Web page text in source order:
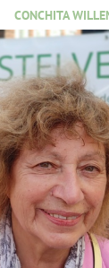
CONCHITA